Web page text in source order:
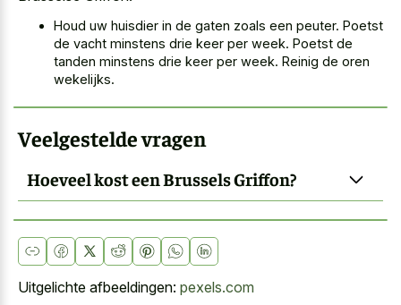
Houd uw huisdier in de gaten zoals een peuter. Poetst
de vacht minstens drie keer per week. Poetst de
tanden minstens drie keer per week. Reinig de oren
wekelijks.
Veelgestelde vragen
Hoeveel kost een Brussels Griffon?
Uitgelichte afbeeldingen: pexels.com